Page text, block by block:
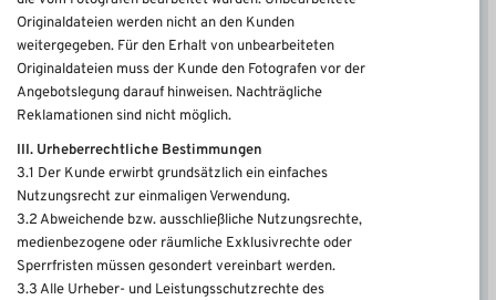
Originaldateien werden nicht an den Kunden
weitergegeben. Für den Erhalt von unbearbeiteten
Originaldateien muss der Kunde den Fotografen vor der
Angebotslegung darauf hinweisen. Nachträgliche
Reklamationen sind nicht möglich.
III. Urheberrechtliche Bestimmungen
3.1 Der Kunde erwirbt grundsätzlich ein einfaches
Nutzungsrecht zur einmaligen Verwendung.
3.2 Abweichende bzw. ausschließliche Nutzungsrechte,
medienbezogene oder räumliche Exklusivrechte oder
Sperrfristen müssen gesondert vereinbart werden.
3.3 Alle Urheber- und Leistungsschutzrechte des